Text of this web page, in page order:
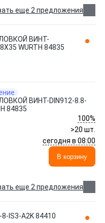
еще 2 предложения
ВИНТ-
WURTH 84835
ВИНТ-DIN912-8.8-
84835
100%
>20 шт.
сегодня в 08:00
В корзину
еще 2 предложения
IS3-A2K 84410